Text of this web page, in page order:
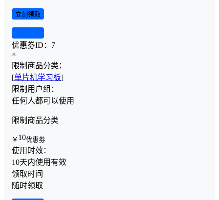
立刻领取
优惠劵ID： 7
×
限制商品分类：
[单片机学习板]
限制用户组：
任何人都可以使用
限制商品分类
￥ 10优惠劵
使用时效：
10天内使用有效
领取时间
随时领取